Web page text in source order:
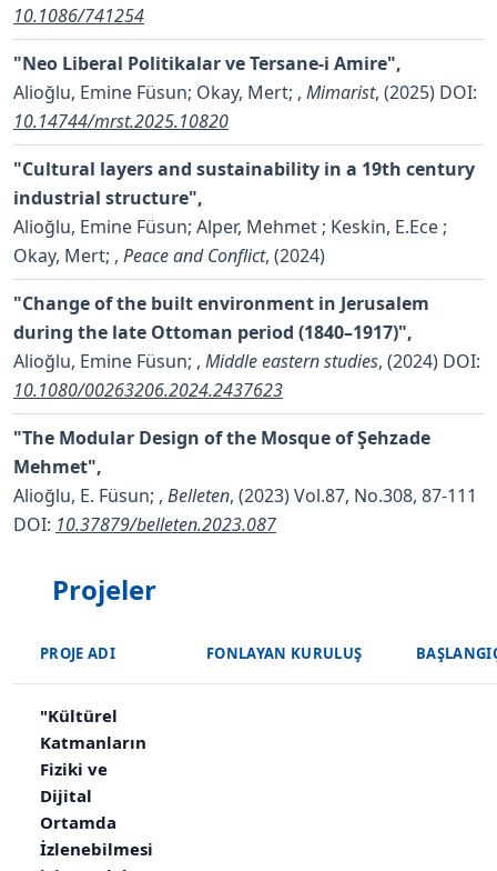
10.1086/741254
"Neo Liberal Politikalar ve Tersane-i Amire",
Alioğlu, Emine Füsun; Okay, Mert; , Mimarist, (2025) DOI:
10.14744/mrst.2025.10820
"Cultural layers and sustainability in a 19th century
industrial structure",
Alioğlu, Emine Füsun; Alper, Mehmet ; Keskin, E.Ece ;
Okay, Mert; , Peace and Conflict, (2024)
"Change of the built environment in Jerusalem
during the late Ottoman period (1840–1917)",
Alioğlu, Emine Füsun; , Middle eastern studies, (2024) DOI:
10.1080/00263206.2024.2437623
"The Modular Design of the Mosque of Şehzade
Mehmet",
Alioğlu, E. Füsun; , Belleten, (2023) Vol.87, No.308, 87-111
DOI: 10.37879/belleten.2023.087
Projeler
PROJE ADI FONLAYAN KURULUŞ
"Kültürel
Katmanların
Fiziki ve
Dijital
Ortamda
İzlenebilmesi